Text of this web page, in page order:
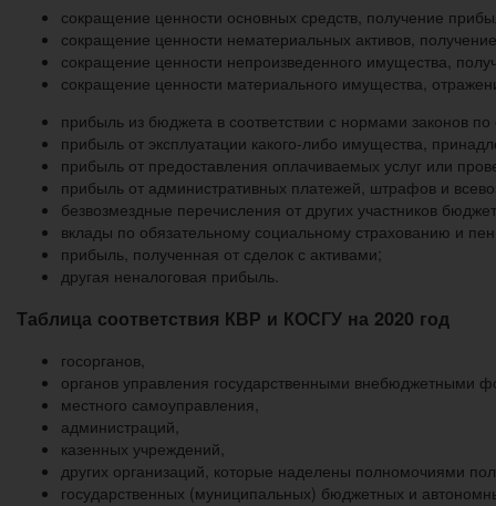
сокращение ценности основных средств, получение
сокращение ценности нематериальных активов,
сокращение ценности непроизведенного имущества,
сокращение ценности материального имущества,
прибыль из бюджета в соответствии с нормами законов
прибыль от эксплуатации какого-либо имущества,
прибыль от предоставления оплачиваемых услуг или
прибыль от административных платежей, штрафов и
безвозмездные перечисления от других участников
вклады по обязательному социальному страхованию и
прибыль, полученная от сделок с активами;
другая неналоговая прибыль.
Таблица соответствия КВР и КОСГУ на 2020 год
госорганов,
органов управления государственными внебюджетными
местного самоуправления,
администраций,
казенных учреждений,
других организаций, которые наделены полномочиями
государственных (муниципальных) бюджетных и